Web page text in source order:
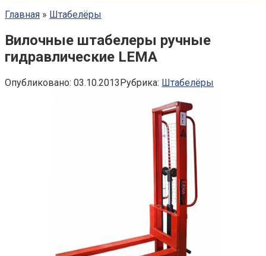
Главная » Штабелёры
Вилочные штабелеры ручные
гидравлические LEMA
Опубликовано: 03.10.2013Рубрика: Штабелёры